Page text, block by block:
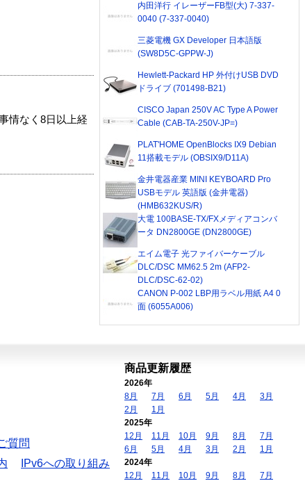
情なく8日以上経
内田洋行 イレーザーFB型(大) 7-337-
0040 (7-337-0040)
三菱電機 GX Developer 日本語版
(SW8D5C-GPPW-J)
Hewlett-Packard HP 外付けUSB DVD
ドライブ (701498-B21)
CISCO Japan 250V AC Type A Power
Cable (CAB-TA-250V-JP=)
PLAT'HOME OpenBlocks IX9 Debian
11搭載モデル (OBSIX9/D11A)
金井電器産業 MINI KEYBOARD Pro
USBモデル 英語版 (金井電器)
(HMB632KUS/R)
大電 100BASE-TX/FXメディアコンバ
ータ DN2800GE (DN2800GE)
エイム電子 光ファイバーケーブル
DLC/DSC MM62.5 2m (AFP2-
DLC/DSC-62-02)
CANON P-002 LBP用ラベル用紙 A4 0
面 (6055A006)
質問
IPv6への取り組み
商品更新履歴
2026年
8月
7月 6月 5月 4月
3月
2月
1月
2025年
12月
11月 10月 9月 8月
7月
6月
5月 4月 3月 2月
1月
2024年
12月
11月 10月 9月 8月
7月